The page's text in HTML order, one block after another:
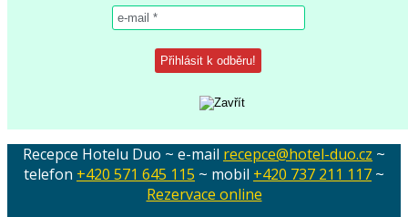
Recepce Hotelu Duo ~ e-mail recepce@hotel-duo.cz ~
telefon +420 571 645 115 ~ mobil +420 737 211 117 ~
Rezervace online